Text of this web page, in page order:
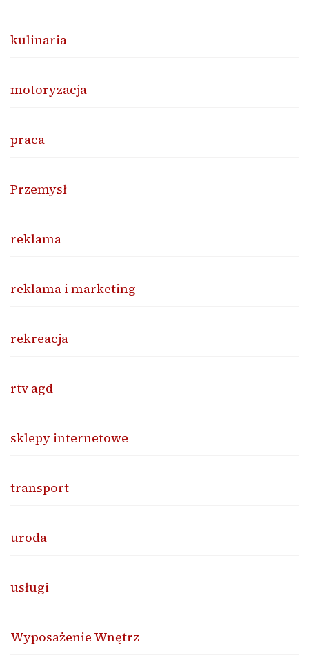
kulinaria
motoryzacja
praca
Przemysł
reklama
reklama i marketing
rekreacja
rtv agd
sklepy internetowe
transport
uroda
usługi
Wyposażenie Wnętrz